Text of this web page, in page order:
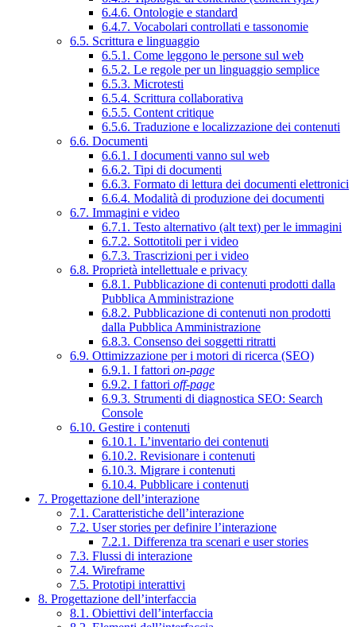
6.4.6. Ontologie e standard
6.4.7. Vocabolari controllati e tassonomie
6.5. Scrittura e linguaggio
6.5.1. Come leggono le persone sul web
6.5.2. Le regole per un linguaggio semplice
6.5.3. Microtesti
6.5.4. Scrittura collaborativa
6.5.5. Content critique
6.5.6. Traduzione e localizzazione dei contenuti
6.6. Documenti
6.6.1. I documenti vanno sul web
6.6.2. Tipi di documenti
6.6.3. Formato di lettura dei documenti elettronici
6.6.4. Modalità di produzione dei documenti
6.7. Immagini e video
6.7.1. Testo alternativo (alt text) per le immagini
6.7.2. Sottotitoli per i video
6.7.3. Trascrizioni per i video
6.8. Proprietà intellettuale e privacy
6.8.1. Pubblicazione di contenuti prodotti dalla
Pubblica Amministrazione
6.8.2. Pubblicazione di contenuti non prodotti
dalla Pubblica Amministrazione
6.8.3. Consenso dei soggetti ritratti
6.9. Ottimizzazione per i motori di ricerca (SEO)
6.9.1. I fattori on-page
6.9.2. I fattori off-page
6.9.3. Strumenti di diagnostica SEO: Search
Console
6.10. Gestire i contenuti
6.10.1. L’inventario dei contenuti
6.10.2. Revisionare i contenuti
6.10.3. Migrare i contenuti
6.10.4. Pubblicare i contenuti
7. Progettazione dell’interazione
7.1. Caratteristiche dell’interazione
7.2. User stories per definire l’interazione
7.2.1. Differenza tra scenari e user stories
7.3. Flussi di interazione
7.4. Wireframe
7.5. Prototipi interattivi
8. Progettazione dell’interfaccia
8.1. Obiettivi dell’interfaccia